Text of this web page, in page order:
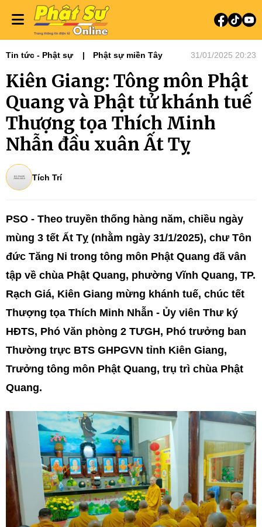
Tin tức - Phật sự Phật sự miền Tây 31/01/2025 20:23
Kiên Giang: Tông môn Phật
Quang và Phật tử khánh tuế
Thượng tọa Thích Minh
Nhẫn đầu xuân Ất Tỵ
Tích Trí
PSO - Theo truyền thống hàng năm, chiều ngày
mùng 3 tết Ất Tỵ (nhằm ngày 31/1/2025), chư Tôn
đức Tăng Ni trong tông môn Phật Quang đã vân
tập về chùa Phật Quang, phường Vĩnh Quang, TP.
Rạch Giá, Kiên Giang mừng khánh tuế, chúc tết
Thượng tọa Thích Minh Nhẫn - Ủy viên Thư ký
HĐTS, Phó Văn phòng 2 TƯGH, Phó trưởng ban
Thường trực BTS GHPGVN tỉnh Kiên Giang,
Trưởng tông môn Phật Quang, trụ trì chùa Phật
Quang.